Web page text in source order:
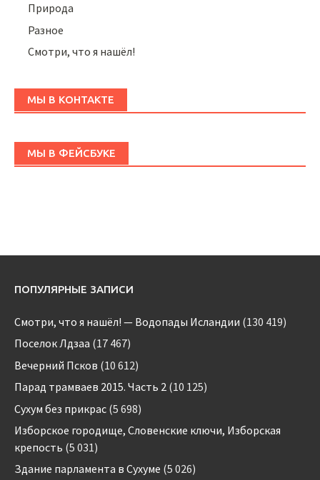
Природа
Разное
Смотри, что я нашёл!
МЫ В КОНТАКТЕ
МЫ В ФЕЙСБУКЕ
ПОПУЛЯРНЫЕ ЗАПИСИ
Смотри, что я нашёл! — Водопады Исландии (130 419)
Поселок Лдзаа (17 467)
Вечерний Псков (10 612)
Парад трамваев 2015. Часть 2 (10 125)
Сухум без прикрас (5 698)
Изборское городище, Словенские ключи, Изборская
крепость (5 031)
Здание парламента в Сухуме (5 026)